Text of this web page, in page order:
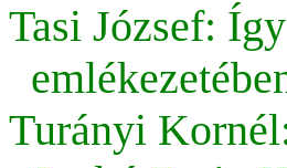
Tasi József:
Turányi